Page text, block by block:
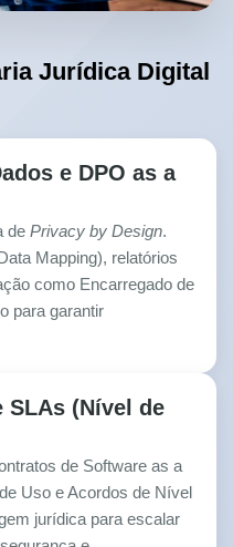
Jurídica Digital
e DPO as a
de Privacy by Design.
Mapping), relatórios
como Encarregado de
para garantir
SLAs (Nível de
de Software as a
Uso e Acordos de Nível
jurídica para escalar